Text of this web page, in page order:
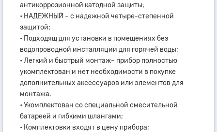
антикоррозионной катодной защиты;
• НАДЕЖНЫЙ – с надежной четыре-степенной
защитой;
• Подходящ для установки в помещениях без
водопроводной инсталляции для горячей воды;
• Легкий и быстрый монтаж– прибор полностью
укомплектован и нет необходимости в покупке
дополнительных аксессуаров или элементов для
монтажа.
• Укомплектован со специальной смесительной
батареей и гибкими шлангами;
• Комплектовки входят в цену прибора;